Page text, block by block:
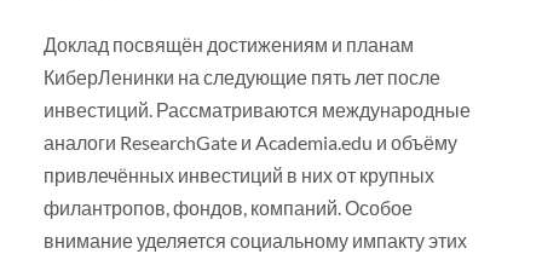
Доклад посвящён достижениям и планам
КиберЛенинки на следующие пять лет после
инвестиций. Рассматриваются международные
аналоги ResearchGate и Academia.edu и объёму
привлечённых инвестиций в них от крупных
филантропов, фондов, компаний. Особое
внимание уделяется социальному импакту этих